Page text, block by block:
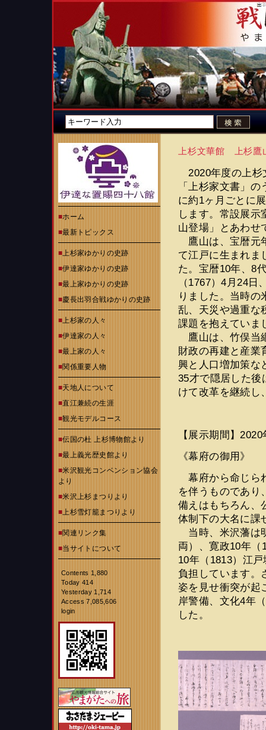
■ホーム
■最新トピックス
■上杉家ゆかりの史跡
■伊達家ゆかりの史跡
■最上家ゆかりの史跡
■慶長出羽合戦ゆかりの史跡
■上杉家の人々
■伊達家の人々
■最上家の人々
■関係重要人物
■天地人について
■直江兼続の生涯
■観光モデルコース
■伝国の杜 上杉博物館より
■最上義光歴史館より
■米沢観光コンベンション協会
より
■米沢上杉まつりより
■上杉雪灯籠まつりより
■関連リンク集
■当サイトについて
Contents 1,880
Today 414
Yesterday 1,714
Access 7,085,606
login
上杉文華館 上杉鷹
2020年度の上杉
「上杉家文書」
に約1ヶ月ごとに
します。常設展
山登場」とあわせ
鷹山は、宝暦元
て江戸に生まれま
た。宝暦10年、8
（1767）4月24
りました。当時の
乱、天災や過重な
課題を抱えていま
鷹山は、竹俣当
財政の再建と産業
興と人口増加策な
35才で隠居した後
けて改革を継続し
【展示期間】
《幕府の御用》
幕府から命じら
を伴うものであり
備えはもちろん、
体制下の大名に課
当時、米沢藩は
両）、寛政10年（
10年（1813）江
負担しています。
姿を見せ衝突が起
岸警備、文化4年
した。